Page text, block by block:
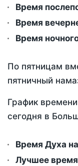
Время
Время
Время
По пятницам
пятничный
График
сегодня в
Время Духа
Лучшее